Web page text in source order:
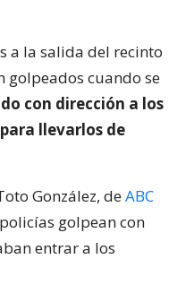
a la salida del recinto
golpeados cuando se
con dirección a los
llevarlos de
González, deABC
golpean con
entrar a los